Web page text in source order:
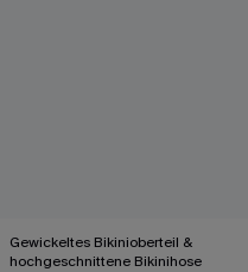
Gewickeltes Bikinioberteil &
hochgeschnittene Bikinihose